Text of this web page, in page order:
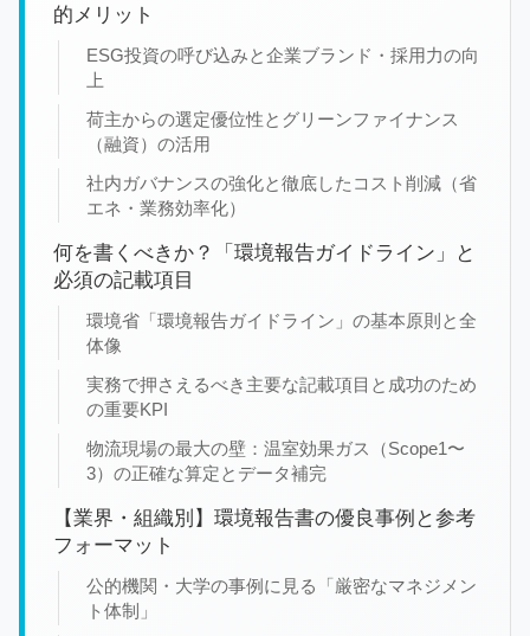
的メリット
ESG投資の呼び込みと企業ブランド・採用力の向
上
荷主からの選定優位性とグリーンファイナンス
（融資）の活用
社内ガバナンスの強化と徹底したコスト削減（省
エネ・業務効率化）
何を書くべきか？「環境報告ガイドライン」と
必須の記載項目
環境省「環境報告ガイドライン」の基本原則と全
体像
実務で押さえるべき主要な記載項目と成功のため
の重要KPI
物流現場の最大の壁：温室効果ガス（Scope1〜
3）の正確な算定とデータ補完
【業界・組織別】環境報告書の優良事例と参考
フォーマット
公的機関・大学の事例に見る「厳密なマネジメン
ト体制」